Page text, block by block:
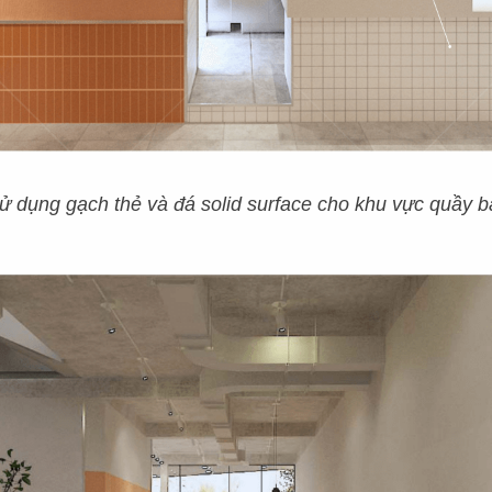
dụng gạch thẻ và đá solid surface cho khu vực quầy
300+ DỰ ÁN